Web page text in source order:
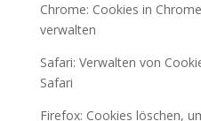
Chrome: Cookies in
verwalten
Safari: Verwalten von
Safari
Firefox: Cookies löschen,